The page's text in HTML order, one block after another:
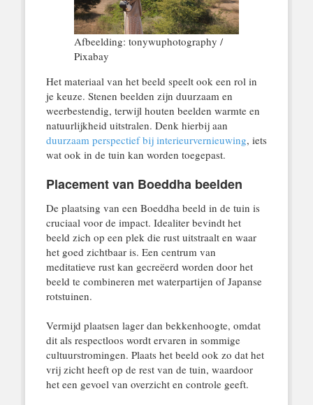
Afbeelding: tonywuphotography /
Pixabay
Het materiaal van het beeld speelt ook een rol in
je keuze. Stenen beelden zijn duurzaam en
weerbestendig, terwijl houten beelden warmte en
natuurlijkheid uitstralen. Denk hierbij aan
duurzaam perspectief bij interieurvernieuwing, iets
wat ook in de tuin kan worden toegepast.
Placement van Boeddha beelden
De plaatsing van een Boeddha beeld in de tuin is
cruciaal voor de impact. Idealiter bevindt het
beeld zich op een plek die rust uitstraalt en waar
het goed zichtbaar is. Een centrum van
meditatieve rust kan gecreëerd worden door het
beeld te combineren met waterpartijen of Japanse
rotstuinen.
Vermijd plaatsen lager dan bekkenhoogte, omdat
dit als respectloos wordt ervaren in sommige
cultuurstromingen. Plaats het beeld ook zo dat het
vrij zicht heeft op de rest van de tuin, waardoor
het een gevoel van overzicht en controle geeft.